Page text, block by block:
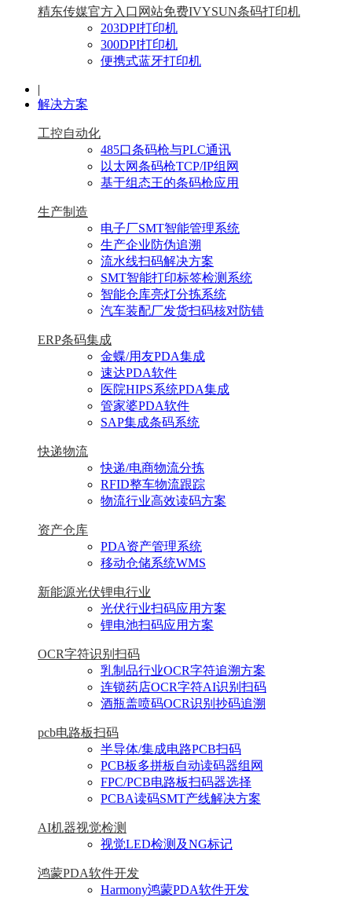
精东传媒官方入口网站免费IVYSUN条码打印机
203DPI打印机
300DPI打印机
便携式蓝牙打印机
|
解决方案
工控自动化
485口条码枪与PLC通讯
以太网条码枪TCP/IP组网
基于组态王的条码枪应用
生产制造
电子厂SMT智能管理系统
生产企业防伪追溯
流水线扫码解决方案
SMT智能打印标签检测系统
智能仓库亮灯分拣系统
汽车装配厂发货扫码核对防错
ERP条码集成
金蝶/用友PDA集成
速达PDA软件
医院HIPS系统PDA集成
管家婆PDA软件
SAP集成条码系统
快递物流
快递/电商物流分拣
RFID整车物流跟踪
物流行业高效读码方案
资产仓库
PDA资产管理系统
移动仓储系统WMS
新能源光伏锂电行业
光伏行业扫码应用方案
锂电池扫码应用方案
OCR字符识别扫码
乳制品行业OCR字符追溯方案
连锁药店OCR字符AI识别扫码
酒瓶盖喷码OCR识别抄码追溯
pcb电路板扫码
半导体/集成电路PCB扫码
PCB板多拼板自动读码器组网
FPC/PCB电路板扫码器选择
PCBA读码SMT产线解决方案
AI机器视觉检测
视觉LED检测及NG标记
鸿蒙PDA软件开发
Harmony鸿蒙PDA软件开发